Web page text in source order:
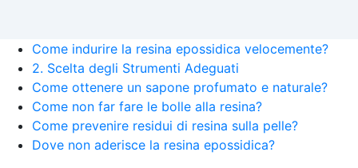
Come indurire la resina epossidica velocemente?
2. Scelta degli Strumenti Adeguati
Come ottenere un sapone profumato e naturale?
Come non far fare le bolle alla resina?
Come prevenire residui di resina sulla pelle?
Dove non aderisce la resina epossidica?